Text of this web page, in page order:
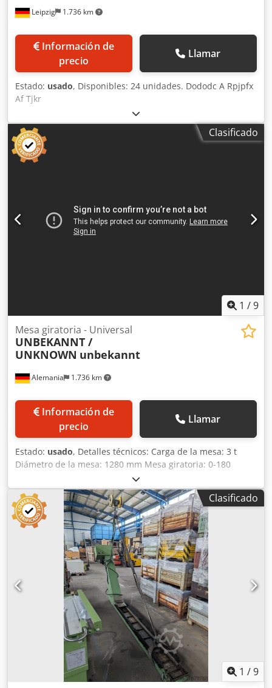
Leipzig 1.736 km
Información de
precio
Llamar
Estado: usado, Disponibles: 24 unidades. Dododc A Rpjpfx
Af Tjkr
Clasificado
1 /9
Alemania 1.736 km
Mesa giratoria - Universal
UNBEKANNT /
UNKNOWN unbekannt
Información de
precio
Llamar
Estado: usado, Detalles técnicos: Carga de la mesa: 3 t
Diámetro de la mesa: 1280 mm Mesa giratoria: 0-180
grados Mesa inclinable: no / 0 grados Peso de la máquina
aprox.: 1.376 kg Dimensiones LxAxA: 1,4 x 1,7 x 0,18 m
Dkedpfx Aexz E Exsf Tjr Mesa de posicionamiento
Capacidad comprobada hasta 3 t Actualmente 2 posiciones
a 180 grados La mesa giratoria gira tras accionar el inicio
desde 0 hasta 180 grados y vuelve a 0 grados. Modificable
hasta un máximo de 270°
Clasificado
1 /9